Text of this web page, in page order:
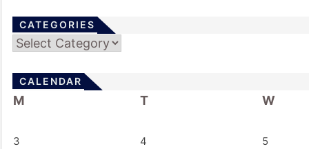
CATEGORIES
Categories
CALENDAR
M T W
3 4 5